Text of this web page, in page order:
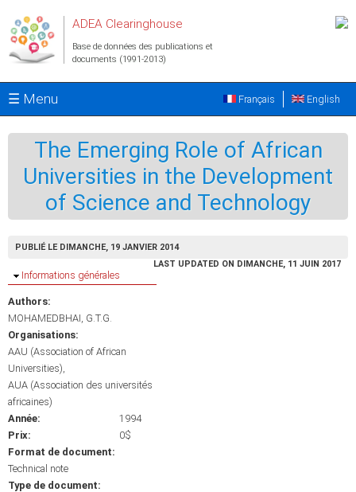
ADEA Clearinghouse
Base de données des publications et
documents (1991-2013)
☰ Menu English
Français
The Emerging Role of African
Universities in the Development
of Science and Technology
PUBLIÉ LE DIMANCHE, 19 JANVIER 2014
LAST UPDATED ON DIMANCHE, 11 JUIN 2017
Masquer
Informations générales
Authors:
MOHAMEDBHAI, G.T.G.
Organisations:
AAU (Association of African
Universities)
AUA (Association des universités
africaines)
Année:
1994
Prix:
0$
Format de document:
Technical note
Type de document: